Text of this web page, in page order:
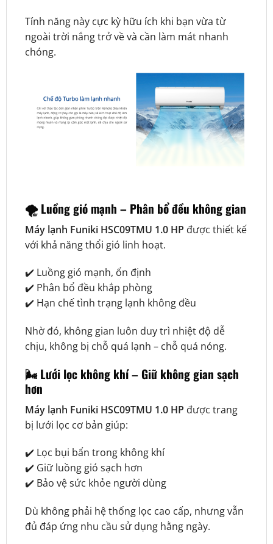
Tính năng này cực kỳ hữu ích khi bạn vừa từ
ngoài trời nắng trở về và cần làm mát nhanh
chóng.
🌪️ Luồng gió mạnh – Phân bổ đều không gian
Máy lạnh Funiki HSC09TMU 1.0 HP được thiết kế
với khả năng thổi gió linh hoạt.
✔️ Luồng gió mạnh, ổn định
✔️ Phân bổ đều khắp phòng
✔️ Hạn chế tình trạng lạnh không đều
Nhờ đó, không gian luôn duy trì nhiệt độ dễ
chịu, không bị chỗ quá lạnh – chỗ quá nóng.
🌬️Lưới lọc không khí – Giữ không gian sạch
hơn
Máy lạnh Funiki HSC09TMU 1.0 HP được trang
bị lưới lọc cơ bản giúp:
✔️ Lọc bụi bẩn trong không khí
✔️ Giữ luồng gió sạch hơn
✔️ Bảo vệ sức khỏe người dùng
Dù không phải hệ thống lọc cao cấp, nhưng vẫn
đủ đáp ứng nhu cầu sử dụng hằng ngày.